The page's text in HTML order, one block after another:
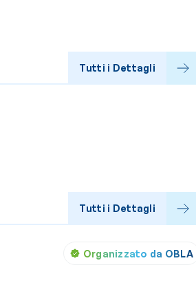
Tutti i Dettagli
Tutti i Dettagli
Organizzato da OBLA